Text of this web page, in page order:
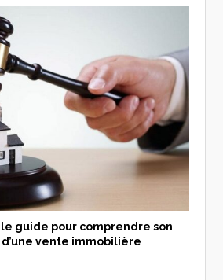
guide pour comprendre son
vente immobilière